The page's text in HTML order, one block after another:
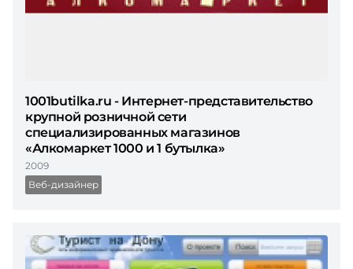
1001butilka.ru - Интернет-представительство
крупной розничной сети
специализированных магазинов
«Алкомаркет 1000 и 1 бутылка»
2009
Веб-дизайнер